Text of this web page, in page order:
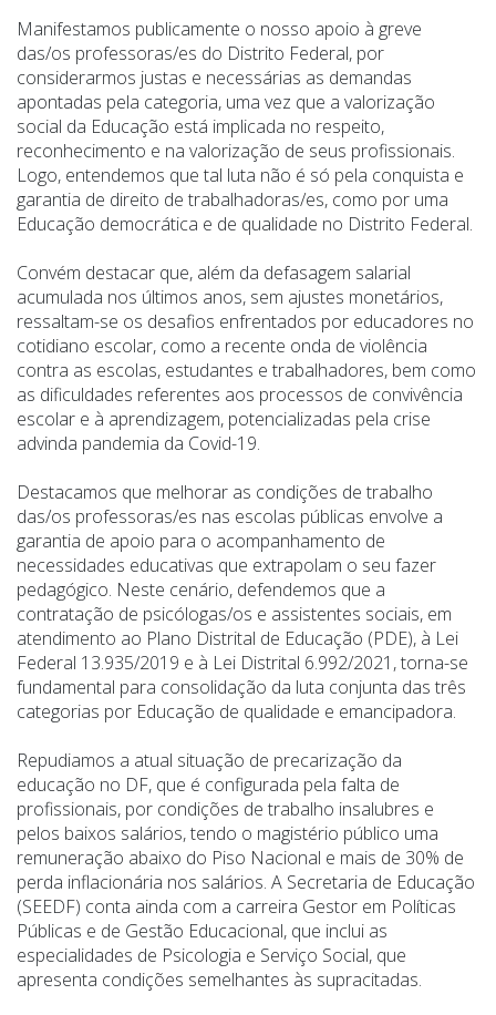
Manifestamos publicamente o nosso apoio à greve
das/os professoras/es do Distrito Federal, por
considerarmos justas e necessárias as demandas
apontadas pela categoria, uma vez que a valorização
social da Educação está implicada no respeito,
reconhecimento e na valorização de seus profissionais.
Logo, entendemos que tal luta não é só pela conquista e
garantia de direito de trabalhadoras/es, como por uma
Educação democrática e de qualidade no Distrito Federal.
Convém destacar que, além da defasagem salarial
acumulada nos últimos anos, sem ajustes monetários,
ressaltam-se os desafios enfrentados por educadores no
cotidiano escolar, como a recente onda de violência
contra as escolas, estudantes e trabalhadores, bem como
as dificuldades referentes aos processos de convivência
escolar e à aprendizagem, potencializadas pela crise
advinda pandemia da Covid-19.
Destacamos que melhorar as condições de trabalho
das/os professoras/es nas escolas públicas envolve a
garantia de apoio para o acompanhamento de
necessidades educativas que extrapolam o seu fazer
pedagógico. Neste cenário, defendemos que a
contratação de psicólogas/os e assistentes sociais, em
atendimento ao Plano Distrital de Educação (PDE), à Lei
Federal 13.935/2019 e à Lei Distrital 6.992/2021, torna-se
fundamental para consolidação da luta conjunta das três
categorias por Educação de qualidade e emancipadora.
Repudiamos a atual situação de precarização da
educação no DF, que é configurada pela falta de
profissionais, por condições de trabalho insalubres e
pelos baixos salários, tendo o magistério público uma
remuneração abaixo do Piso Nacional e mais de 30% de
perda inflacionária nos salários. A Secretaria de Educação
(SEEDF) conta ainda com a carreira Gestor em Políticas
Públicas e de Gestão Educacional, que inclui as
especialidades de Psicologia e Serviço Social, que
apresenta condições semelhantes às supracitadas.